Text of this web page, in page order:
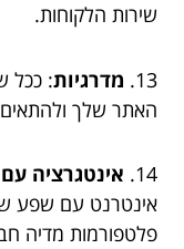
שירות הלקוחות.
13. מדרגיות: ככל
האתר שלך
14. אינטגרציה עם
פלטפורמות מדיה